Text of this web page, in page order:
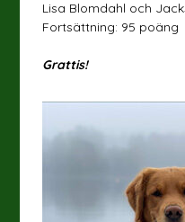
Lisa Blomdahl och
Fortsättning: 95 poäng
Grattis!